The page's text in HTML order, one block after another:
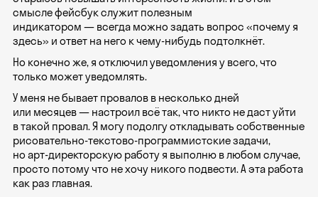
смысле фейсбук служит полезным
индикатором — всегда можно задать вопрос «почему я
здесь» и ответ на него к чему-нибудь подтолкнёт.
Но конечно же, я отключил уведомления у всего, что
только может уведомлять.
У меня не бывает провалов в несколько дней
или месяцев — настроил всё так, что никто не даст уйти
в такой провал. Я могу подолгу откладывать собственные
рисовательно-текстово-программистские задачи,
но арт-директорскую работу я выполню в любом случае,
просто потому что не хочу никого подвести. А эта работа
как раз главная.